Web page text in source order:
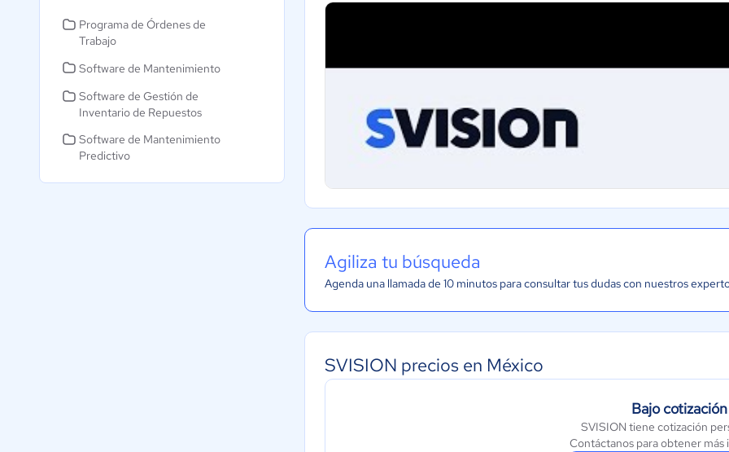
Programa de Órdenes de
Trabajo
Software de Mantenimiento
Software de Gestión de
Inventario de Repuestos
Software de Mantenimiento
Predictivo
Agiliza tu búsqueda
Agenda una llamada de 10 minutos para consultar tus dudas con nuestros
SVISION precios en México
Bajo cotización
SVISION tiene cotización
Contáctanos para obtener más